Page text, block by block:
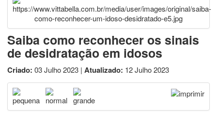
Saiba como reconhecer os sinais
de desidratação em idosos
Criado: 03 Julho 2023 | Atualizado: 12 Julho 2023